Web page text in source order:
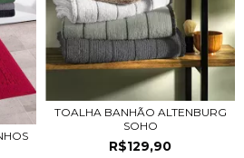
TOALHA BANHÃO ALTENBURG
SOHO
R$129,90